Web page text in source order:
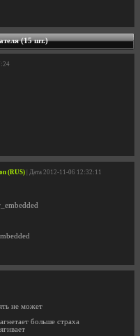
(15 шт.)
(RUS) | Дата 2012-11-06 12:32:11
не может
больше страха